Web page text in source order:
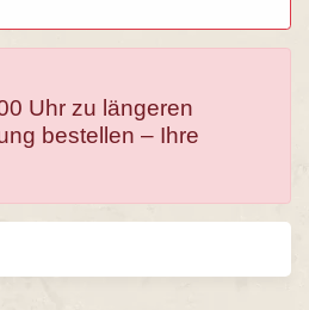
Uhr zu längeren
bestellen – Ihre